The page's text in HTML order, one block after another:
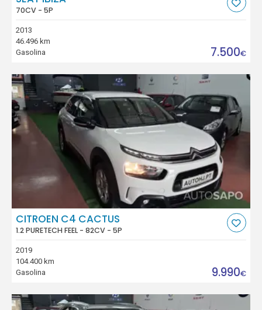
70CV - 5P
2013
46.496 km
Gasolina
7.500€
CITROEN C4 CACTUS
1.2 PURETECH FEEL - 82CV - 5P
2019
104.400 km
Gasolina
9.990€